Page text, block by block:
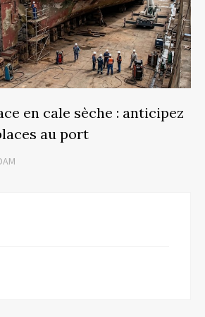
en cale sèche : anticipez
au port